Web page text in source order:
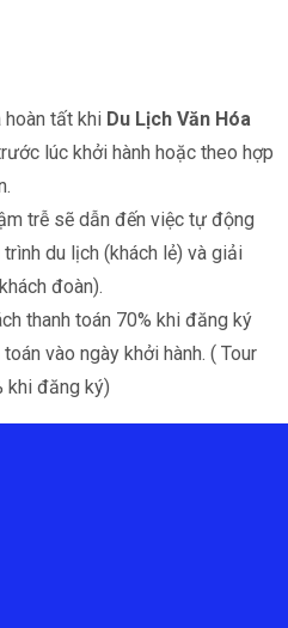
hoàn tất khi Du Lịch Văn Hóa
lúc khởi hành hoặc theo hợp
trễ sẽ dẫn đến việc tự động
du lịch (khách lẻ) và giải
đoàn).
thanh toán 70% khi đăng ký
vào ngày khởi hành. ( Tour
khi đăng ký)